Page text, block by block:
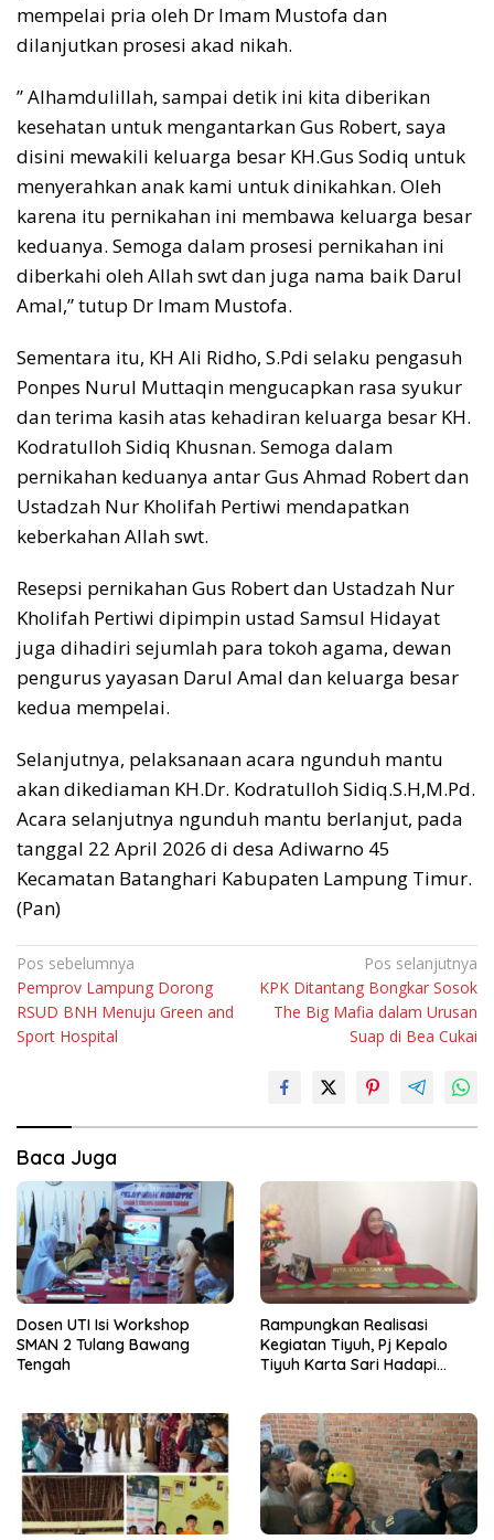
mempelai pria oleh Dr Imam Mustofa dan
dilanjutkan prosesi akad nikah.
” Alhamdulillah, sampai detik ini kita diberikan
kesehatan untuk mengantarkan Gus Robert, saya
disini mewakili keluarga besar KH.Gus Sodiq untuk
menyerahkan anak kami untuk dinikahkan. Oleh
karena itu pernikahan ini membawa keluarga besar
keduanya. Semoga dalam prosesi pernikahan ini
diberkahi oleh Allah swt dan juga nama baik Darul
Amal,” tutup Dr Imam Mustofa.
Sementara itu, KH Ali Ridho, S.Pdi selaku pengasuh
Ponpes Nurul Muttaqin mengucapkan rasa syukur
dan terima kasih atas kehadiran keluarga besar KH.
Kodratulloh Sidiq Khusnan. Semoga dalam
pernikahan keduanya antar Gus Ahmad Robert dan
Ustadzah Nur Kholifah Pertiwi mendapatkan
keberkahan Allah swt.
Resepsi pernikahan Gus Robert dan Ustadzah Nur
Kholifah Pertiwi dipimpin ustad Samsul Hidayat
juga dihadiri sejumlah para tokoh agama, dewan
pengurus yayasan Darul Amal dan keluarga besar
kedua mempelai.
Selanjutnya, pelaksanaan acara ngunduh mantu
akan dikediaman KH.Dr. Kodratulloh Sidiq.S.H,M.Pd.
Acara selanjutnya ngunduh mantu berlanjut, pada
tanggal 22 April 2026 di desa Adiwarno 45
Kecamatan Batanghari Kabupaten Lampung Timur.
(Pan)
Navigasi
pos
Pos sebelumnya
Pemprov Lampung Dorong
RSUD BNH Menuju Green and
Sport Hospital
Pos selanjutnya
KPK Ditantang Bongkar Sosok
The Big Mafia dalam Urusan
Suap di Bea Cukai
Baca Juga
Dosen UTI Isi Workshop
SMAN 2 Tulang Bawang
Tengah
Rampungkan Realisasi
Kegiatan Tiyuh, Pj Kepalo
Tiyuh Karta Sari Hadapi